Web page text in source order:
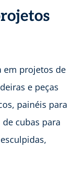
em projetos de
e peças
painéis para
cubas para